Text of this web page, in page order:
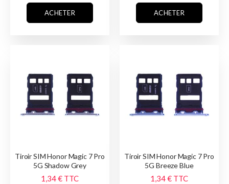
ACHETER ACHETER
Tiroir SIM Honor Magic 7 Pro
5G Shadow Grey
1,34 € TTC
Tiroir SIM Honor Magic 7 Pro
5G Breeze Blue
1,34 € TTC